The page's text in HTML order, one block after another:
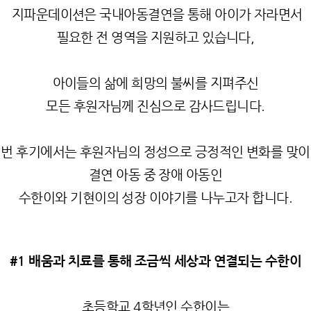
지파운데이션은 국내아동결연을 통해 아이가 자라면서
필요한 전 영역을 지원하고 있습니다,
아이들의 삶에 희망의 불씨를 지펴주신
모든 후원자님께 진심으로 감사드립니다.
후기에서는 후원자님의 정성으로 긍정적인 변화를 맞
결연 아동 중 장애 아동인
수한이와기현이의 성장 이야기를 나누고자 합니다.
#1 배움과 치료를 통해 조금씩 세상과 연결되는 수한이
초등학교4학년인 수한이는